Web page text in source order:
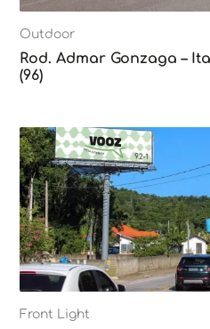
Outdoor
Rod. Admar Gonzaga –
(96)
Front Light